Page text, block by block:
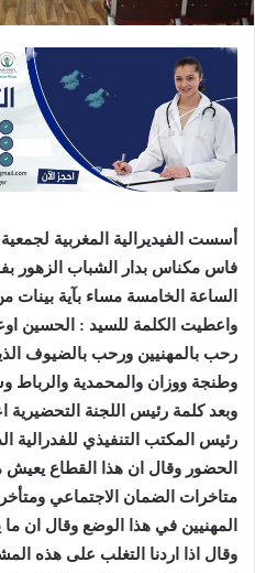
أسست الفيديرالية المغربية
فاس مكناس بدار الشباب الزهور
الساعة الخامسة مساء بآية بينات
واعطيت الكلمة للسيد : الحسين
رحب بالمهنيين ورحب بالضيوف
وطنجة ووزان والمحمدية والرباط
وبعد كلمة رئيس اللجنة
رئيس المكتب التنفيذي للفدرالية
الحضور وقال ان هذا القطاع
متاخرات الضمان الاجتماعي
المهنيين في هذا الوضع وقال ان
وقال اذا اردنا التغلب على هذه